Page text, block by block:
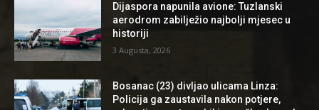
Dijaspora napunila avione: Tuzlanski
aerodrom zabilježio najbolji mjesec u
historiji
3 Augusta, 2026
Bosanac (23) divljao ulicama Linza:
Policija ga zaustavila nakon potjere,